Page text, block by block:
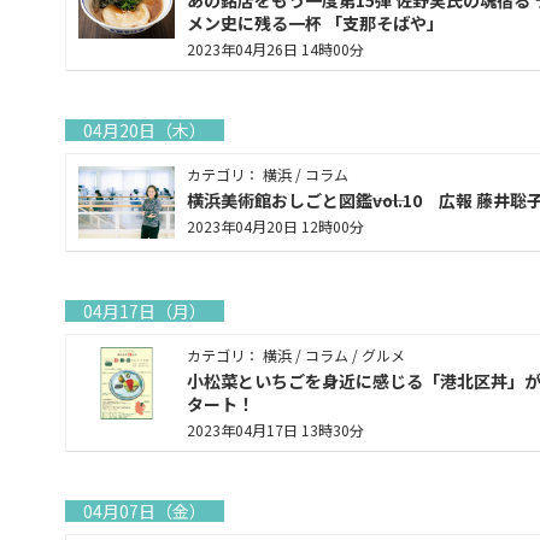
メン史に残る一杯 「支那そばや」
2023年04月26日 14時00分
04月20日（木）
カテゴリ： 横浜 / コラム
横浜美術館おしごと図鑑――vol.10 広報 藤井聡
2023年04月20日 12時00分
04月17日（月）
カテゴリ： 横浜 / コラム / グルメ
小松菜といちごを身近に感じる「港北区丼」
タート！
2023年04月17日 13時30分
04月07日（金）